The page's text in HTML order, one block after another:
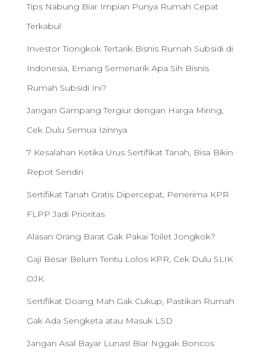
Tips Nabung Biar Impian Punya Rumah Cepat
Terkabul
Investor Tiongkok Tertarik Bisnis Rumah Subsidi di
Indonesia, Emang Semenarik Apa Sih Bisnis
Rumah Subsidi Ini?
Jangan Gampang Tergiur dengan Harga Miring,
Cek Dulu Semua Izinnya
7 Kesalahan Ketika Urus Sertifikat Tanah, Bisa Bikin
Repot Sendiri
Sertifikat Tanah Gratis Dipercepat, Penerima KPR
FLPP Jadi Prioritas
Alasan Orang Barat Gak Pakai Toilet Jongkok?
Gaji Besar Belum Tentu Lolos KPR, Cek Dulu SLIK
OJK
Sertifikat Doang Mah Gak Cukup, Pastikan Rumah
Gak Ada Sengketa atau Masuk LSD
Jangan Asal Bayar Lunas! Biar Nggak Boncos